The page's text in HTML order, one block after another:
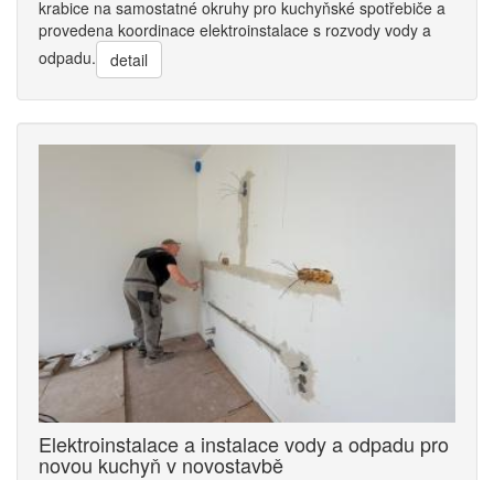
krabice na samostatné okruhy pro kuchyňské spotřebiče a
provedena koordinace elektroinstalace s rozvody vody a
odpadu.
detail
Elektroinstalace a instalace vody a odpadu pro
novou kuchyň v novostavbě